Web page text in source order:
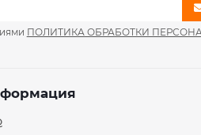
ПОЛИТИКА ОБРАБОТКИ